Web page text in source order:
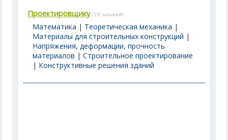
Проектировщику (231 записей)
Математика | Теоретическая механика |
Материалы для строительных конструкций |
Напряжения, деформации, прочность
материалов |Строительное проектирование
| Конструктивные решения зданий